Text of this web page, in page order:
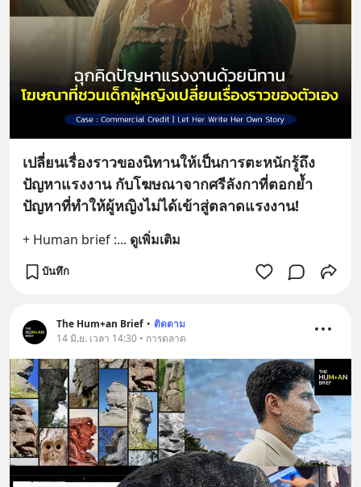
เปลี่ยนเรื่องราวของนิทานให้เป็นการตะหนักรู้ถึง
ปัญหาแรงงาน กับโฆษณาจากศรีลังกาที่ตอกย้ำ
ปัญหาที่ทำให้ผู้หญิงไม่ได้เข้าสู่ตลาดแรงงาน!
+ Human brief :... ดูเพิ่มเติม
บันทึก
The Hum+an Brief • ติดตาม
14 มิ.ย. เวลา 14:30 • การตลาด